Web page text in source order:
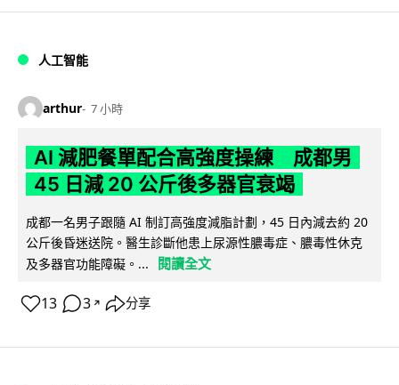
人工智能
arthur 7 小時
AI 減肥餐單配合高強度操練 成都男
45 日減 20 公斤後多器官衰竭
成都一名男子跟隨 AI 制訂高強度減脂計劃，45 日內減去約 20
公斤後昏迷送院。醫生診斷他患上尿源性膿毒症、膿毒性休克
及多器官功能障礙。...
閱讀全文
13 3 ↗ 分享